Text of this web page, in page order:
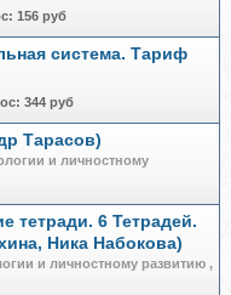
156 руб
система. Тариф
344 руб
Тарасов)
и личностному
тетради. 6 Тетрадей.
Ника Набокова)
и личностному развитию ,